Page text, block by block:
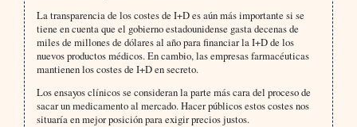
La transparencia de los costes de I+D es aún más importante si se
tiene en cuenta que el gobierno estadounidense gasta decenas de
miles de millones de dólares al año para financiar la I+D de los
nuevos productos médicos. En cambio, las empresas farmacéuticas
mantienen los costes de I+D en secreto.
Los ensayos clínicos se consideran la parte más cara del proceso de
sacar un medicamento al mercado. Hacer públicos estos costes nos
situaría en mejor posición para exigir precios justos.